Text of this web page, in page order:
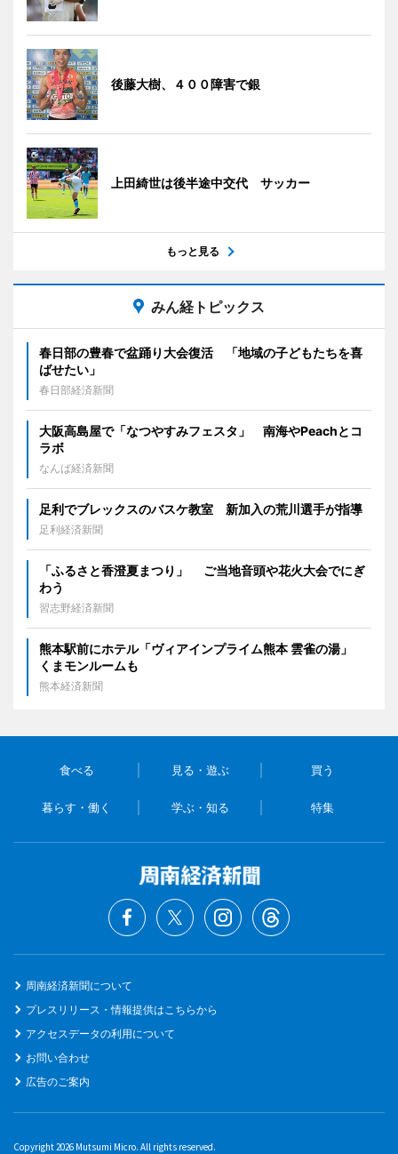
後藤大樹、４００障害で銀
上田綺世は後半途中交代 サッカー
もっと見る
みん経トピックス
春日部の豊春で盆踊り大会復活 「地域の子どもたちを喜
ばせたい」
春日部経済新聞
大阪高島屋で「なつやすみフェスタ」 南海やPeachとコ
ラボ
なんば経済新聞
足利でブレックスのバスケ教室 新加入の荒川選手が指導
足利経済新聞
「ふるさと香澄夏まつり」 ご当地音頭や花火大会でにぎ
わう
習志野経済新聞
熊本駅前にホテル「ヴィアインプライム熊本 雲雀の湯」
くまモンルームも
熊本経済新聞
食べる 見る・遊ぶ 買う
暮らす・働く 学ぶ・知る 特集
周南経済新聞について
プレスリリース・情報提供はこちらから
アクセスデータの利用について
お問い合わせ
広告のご案内
Copyright 2026 Mutsumi Micro. All rights reserved.